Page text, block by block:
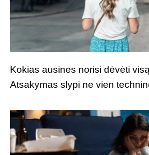
Kokias ausines norisi dėvėti
Atsakymas slypi ne vien